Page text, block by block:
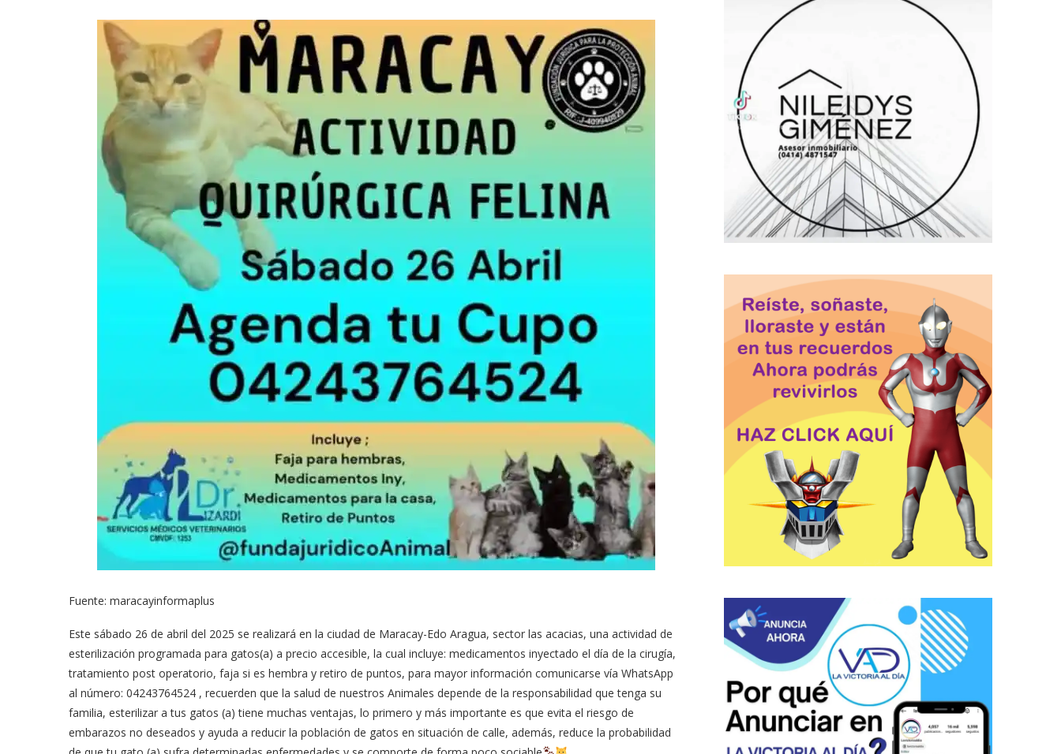
Fuente: maracayinformaplus
Este sábado 26 de abril del 2025 se realizará en la ciudad de Maracay-Edo Aragua, sector las acacias, una actividad de
esterilización programada para gatos(a) a precio accesible, la cual incluye: medicamentos inyectado el día de la cirugía,
tratamiento post operatorio, faja si es hembra y retiro de puntos, para mayor información comunicarse vía WhatsApp
al número: 04243764524 , recuerden que la salud de nuestros Animales depende de la responsabilidad que tenga su
familia, esterilizar a tus gatos (a) tiene muchas ventajas, lo primero y más importante es que evita el riesgo de
embarazos no deseados y ayuda a reducir la población de gatos en situación de calle, además, reduce la probabilidad